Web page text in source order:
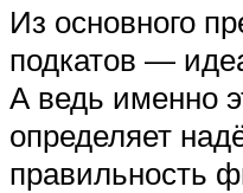
Из основного
подкатов —
А ведь именно
определяет
правильность